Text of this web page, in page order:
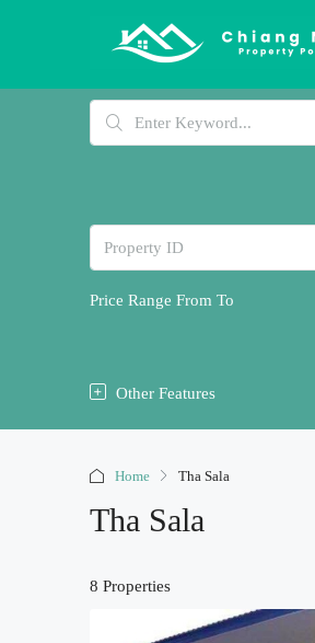
Price Range From To
Other Features
Home Tha Sala
Tha Sala
8 Properties